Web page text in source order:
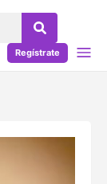
Regístrate